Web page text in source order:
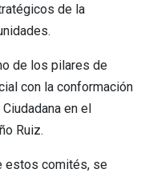
de la
de los pilares de
con la conformación
en el
Ruiz.
estos comités, se